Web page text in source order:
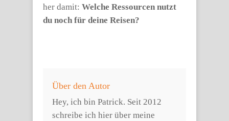
her damit: Welche Ressourcen nutzt
du noch für deine Reisen?
Über den Autor
Hey, ich bin Patrick. Seit 2012
schreibe ich hier über meine